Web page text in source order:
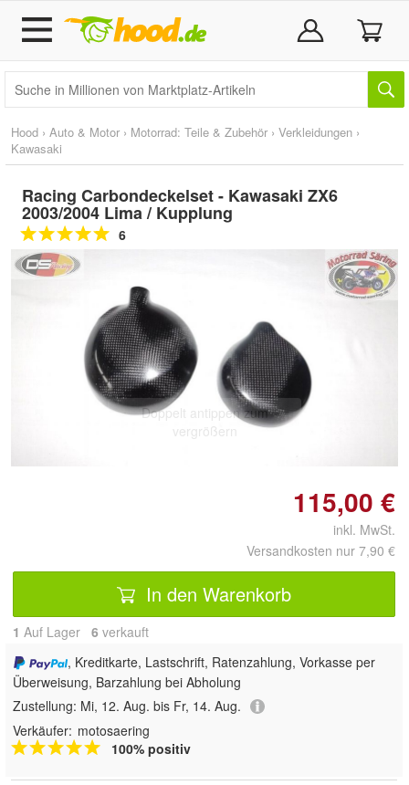
Hood › Auto & Motor › Motorrad: Teile & Zubehör › Verkleidungen ›
Kawasaki
Racing Carbondeckelset - Kawasaki ZX6
2003/2004 Lima / Kupplung
6
Doppelt antippen zum
vergrößern
115,00 €
inkl. MwSt.
Versandkosten nur 7,90 €
In den Warenkorb
1 Auf Lager 6 verkauft
, Kreditkarte, Lastschrift, Ratenzahlung, Vorkasse per
Überweisung, Barzahlung bei Abholung
Zustellung: Mi, 12. Aug. bis Fr, 14. Aug.
Verkäufer: motosaering
100% positiv